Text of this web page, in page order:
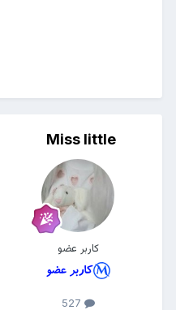
Miss little
کاربر عضو